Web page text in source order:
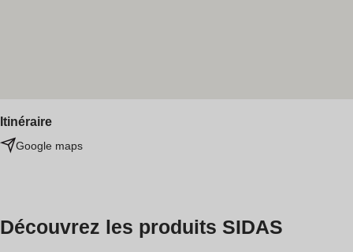
Itinéraire
Google maps
Découvrez les produits SIDAS